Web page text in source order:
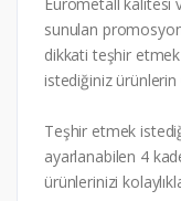
Eurometall kalitesi
sunulan
dikkati teşhir etmek
istediğiniz
Teşhir etmek
ayarlanabilen 4
ürünlerinizi